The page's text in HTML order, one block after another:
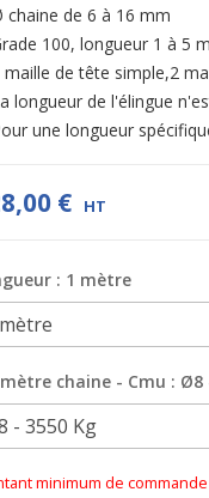
chaine de 6 à 16 mm
100, longueur 1 à 5
maille de tête simple,2
longueur de l'élingue
une longueur
€ HT
: 1 mètre
chaine - Cmu : Ø8
minimum de